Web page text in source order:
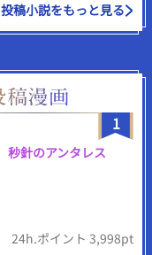
投稿小説をもっと見る
1
秒針のアンタレス
24h.ポイント 3,998pt